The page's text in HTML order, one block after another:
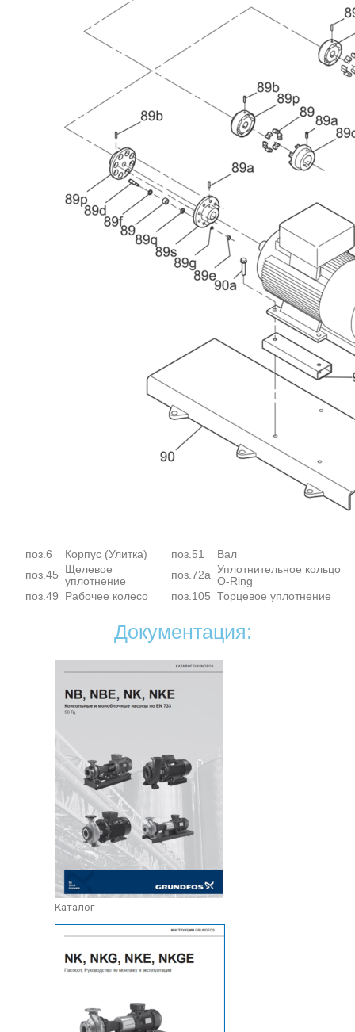
поз.6 Корпус (Улитка) поз.51
Вал
поз.45
Щелевое
уплотнение
поз.72а
Уплотнительное кольцо
O-Ring
поз.49
Рабочее колесо поз.105 Торцевое уплотнение
Документация:
Каталог